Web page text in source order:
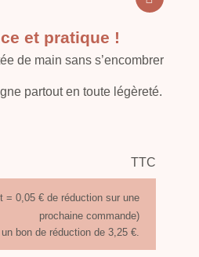
et pratique !
de main sans s’encombrer
partout en toute légèreté.
TTC
= 0,05 € de réduction sur une
prochaine commande)
bon de réduction de 3,25 €.